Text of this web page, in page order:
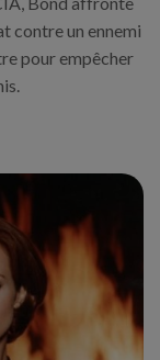
contre un ennemi
pour empêcher